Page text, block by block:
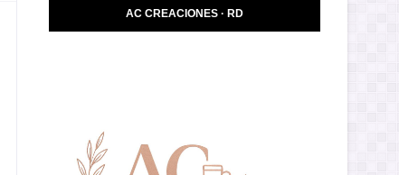
AC CREACIONES · RD